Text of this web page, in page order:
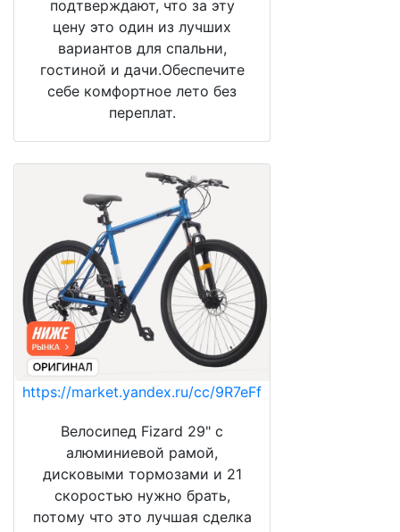
подтверждают, что за эту
цену это один из лучших
вариантов для спальни,
гостиной и дачи.Обеспечите
себе комфортное лето без
переплат.
https://market.yandex.ru/cc/9R7eFf
Велосипед Fizard 29" с
алюминиевой рамой,
дисковыми тормозами и 21
скоростью нужно брать,
потому что это лучшая сделка